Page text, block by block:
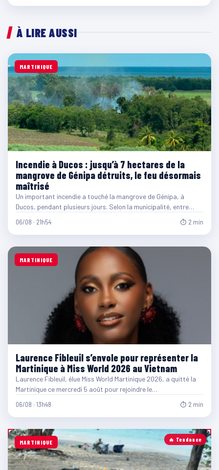
À LIRE AUSSI
MARTINIQUE
Incendie à Ducos : jusqu’à 7 hectares de la
mangrove de Génipa détruits, le feu désormais
maîtrisé
Un important incendie a touché la mangrove de Génipa, à
Ducos, pendant plusieurs jours. Selon la municipalité, entre…
06/08 · 21h54 ⏱ 2 min
MARTINIQUE
Laurence Fibleuil s’envole pour représenter la
Martinique à Miss World 2026 au Vietnam
Laurence Fibleuil, élue Miss World Martinique 2026, a quitté la
Martinique ce mercredi 5 août pour rejoindre le…
06/08 · 13h48 ⏱ 2 min
🔥 Tendance
MARTINIQUE